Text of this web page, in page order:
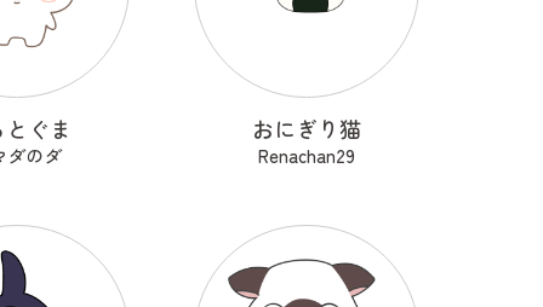
ぐま
ダのダ
おにぎり猫
Renachan29